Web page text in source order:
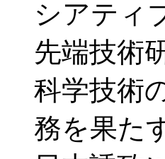
シアティ
先端技術
科学技術
務を果た